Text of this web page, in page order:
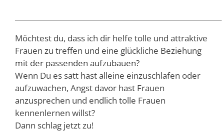
Möchtest du, dass ich dir helfe tolle und attraktive
Frauen zu treffen und eine glückliche Beziehung
mit der passenden aufzubauen?
Wenn Du es satt hast alleine einzuschlafen oder
aufzuwachen, Angst davor hast Frauen
anzusprechen und endlich tolle Frauen
kennenlernen willst?
Dann schlag jetzt zu!